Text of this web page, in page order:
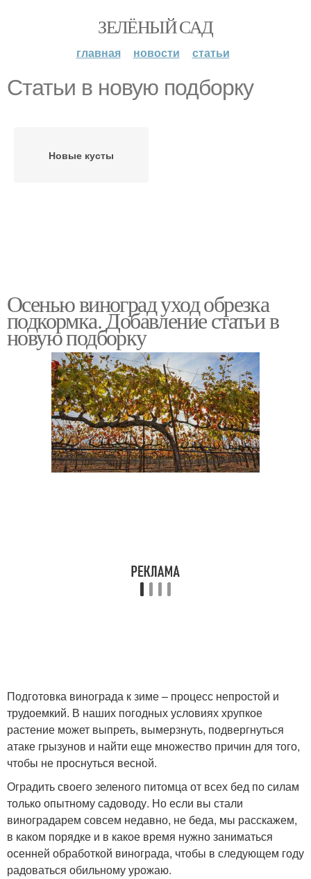
ЗЕЛЁНЫЙ САД
главная новости статьи
Статьи в новую подборку
Новые кусты
Осенью виноград уход обрезка
подкормка. Добавление статьи в
новую подборку
Подготовка винограда к зиме – процесс непростой и
трудоемкий. В наших погодных условиях хрупкое
растение может выпреть, вымерзнуть, подвергнуться
атаке грызунов и найти еще множество причин для того,
чтобы не проснуться весной.
Оградить своего зеленого питомца от всех бед по силам
только опытному садоводу. Но если вы стали
виноградарем совсем недавно, не беда, мы расскажем,
в каком порядке и в какое время нужно заниматься
осенней обработкой винограда, чтобы в следующем году
радоваться обильному урожаю.